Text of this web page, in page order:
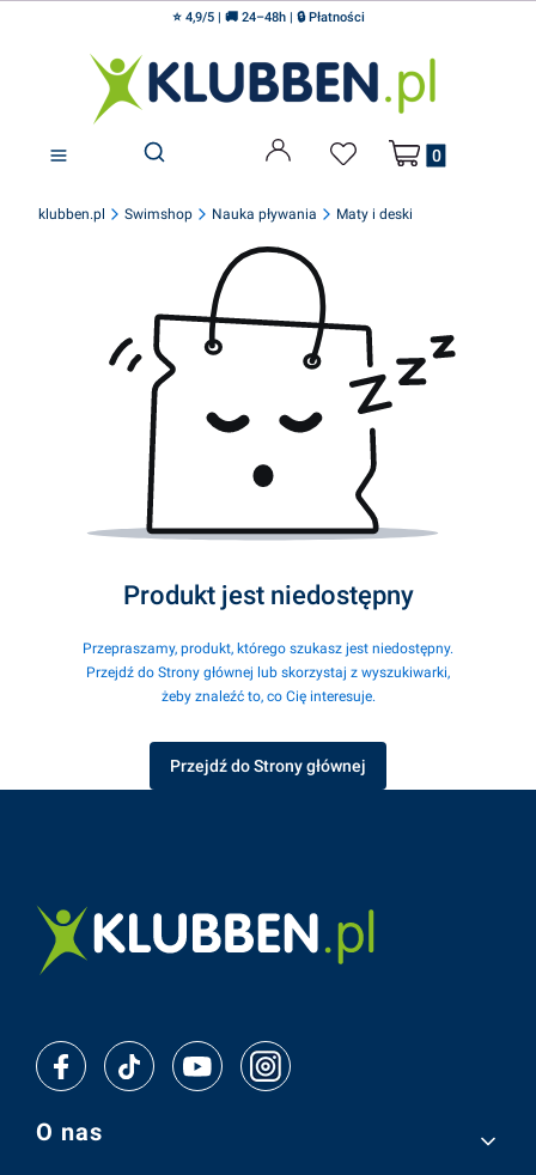
⭐ 4,9/5 | 🚚 24–48h | 🔒 Płatności
Otwórz wyszukiwarkę
Produkty w
klubben.pl Swimshop Nauka pływania Maty i deski
Produkt jest niedostępny
Przepraszamy, produkt, którego szukasz jest niedostępny.
Przejdź do Strony głównej lub skorzystaj z wyszukiwarki,
żeby znaleźć to, co Cię interesuje.
Przejdź do Strony głównej
Linki w stopce
O nas